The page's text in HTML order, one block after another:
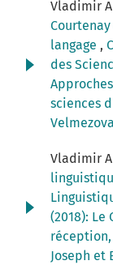
Vladimir
langage ,
des
sciences
Vladimir
(2018):
Joseph et